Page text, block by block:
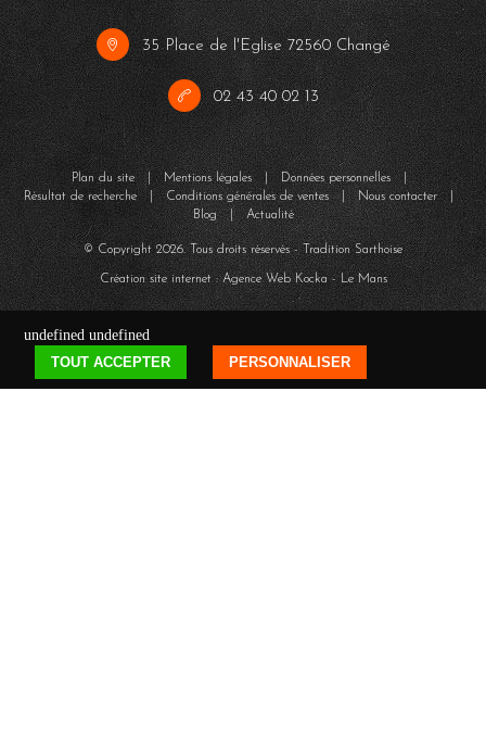
35 Place de l'Eglise 72560 Changé
02 43 40 02 13
Plan du site| Mentions légales| Données personnelles|
Résultat de recherche| Conditions générales de ventes | Nous contacter|
Blog| Actualité
© Copyright2026. Tous droits réservés - Tradition Sarthoise
Création site internet : Agence WebKocka- Le Mans
undefined undefined
TOUT ACCEPTER
PERSONNALISER